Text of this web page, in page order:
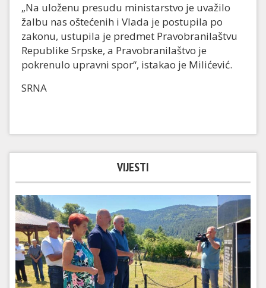
„Na uloženu presudu ministarstvo je uvažilo
žalbu nas oštećenih i Vlada je postupila po
zakonu, ustupila je predmet Pravobranilaštvu
Republike Srpske, a Pravobranilaštvo je
pokrenulo upravni spor“, istakao je Milićević.
SRNA
VIJESTI